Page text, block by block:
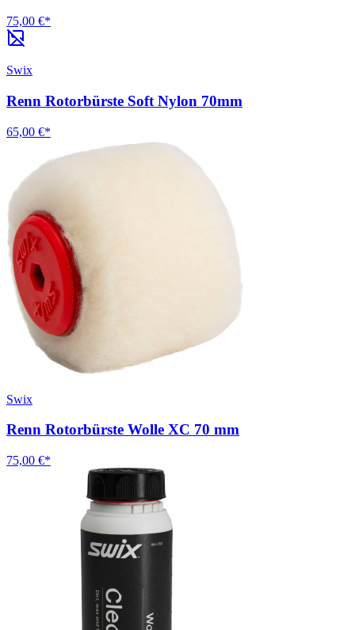
75,00 €*
Swix
Renn Rotorbürste Soft Nylon 70mm
65,00 €*
Swix
Renn Rotorbürste Wolle XC 70 mm
75,00 €*